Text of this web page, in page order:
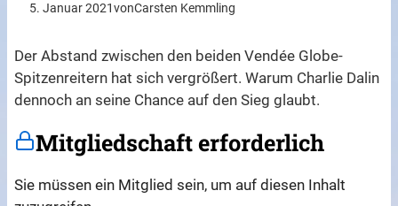
5. Januar 2021vonCarsten Kemmling
Der Abstand zwischen den beiden Vendée Globe-
Spitzenreitern hat sich vergrößert. Warum Charlie Dalin
dennoch an seine Chance auf den Sieg glaubt.
Mitgliedschaft erforderlich
Sie müssen ein Mitglied sein, um auf diesen Inhalt